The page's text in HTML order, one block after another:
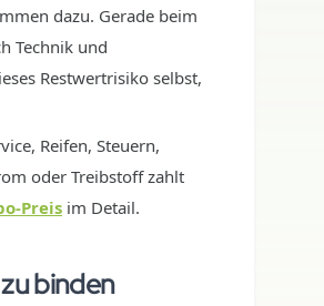
dazu. Gerade beim
Technik und
Restwertrisiko selbst,
Reifen, Steuern,
oder Treibstoff zahlt
Preis im Detail.
binden